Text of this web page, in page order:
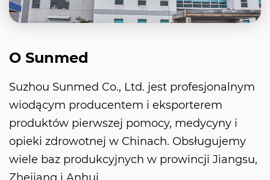
O Sunmed
Suzhou Sunmed Co., Ltd. jest profesjonalnym
wiodącym producentem i eksporterem
produktów pierwszej pomocy, medycyny i
opieki zdrowotnej w Chinach. Obsługujemy
wiele baz produkcyjnych w prowincji Jiangsu,
Zhejiang i Anhui.